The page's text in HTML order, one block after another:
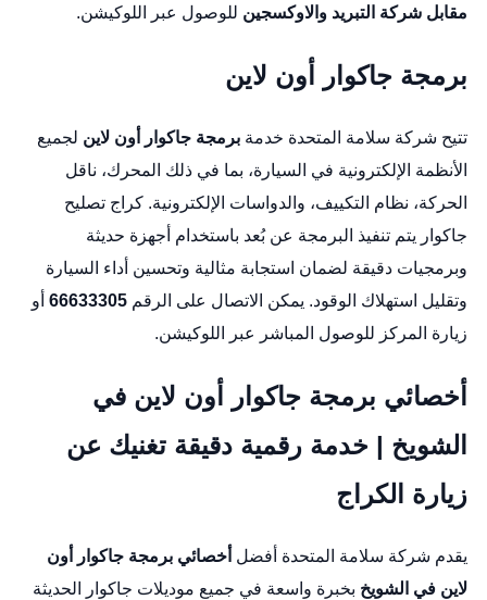
مقابل شركة التبريد والاوكسجين للوصول عبر اللوكيشن.
برمجة جاكوار أون لاين
تتيح شركة سلامة المتحدة خدمة برمجة جاكوار أون لاين لجميع
الأنظمة الإلكترونية في السيارة، بما في ذلك المحرك، ناقل
الحركة، نظام التكييف، والدواسات الإلكترونية. كراج تصليح
جاكوار يتم تنفيذ البرمجة عن بُعد باستخدام أجهزة حديثة
وبرمجيات دقيقة لضمان استجابة مثالية وتحسين أداء السيارة
وتقليل استهلاك الوقود. يمكن الاتصال على الرقم 66633305أو
زيارة المركز للوصول المباشر عبر
اللوكيشن.
أخصائي برمجة جاكوار أون لاين في
الشويخ | خدمة رقمية دقيقة تغنيك عن
زيارة الكراج
يقدم شركة سلامة المتحدة أفضل أخصائي برمجة جاكوار أون
لاين في الشويخ بخبرة واسعة في جميع موديلات جاكوار الحديثة